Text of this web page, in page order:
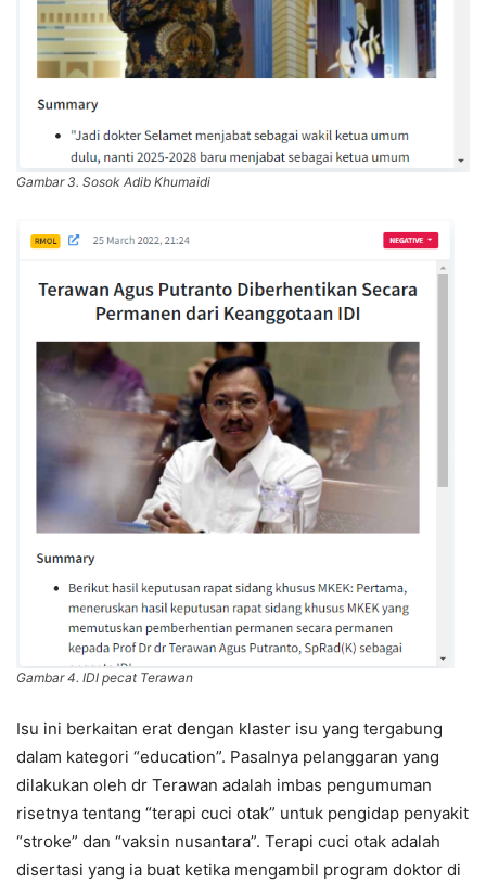
Gambar 3. Sosok Adib Khumaidi
Gambar 4. IDI pecat Terawan
Isu ini berkaitan erat dengan klaster isu yang tergabung
dalam kategori “education”. Pasalnya pelanggaran yang
dilakukan oleh dr Terawan adalah imbas pengumuman
risetnya tentang “terapi cuci otak” untuk pengidap penyakit
“stroke” dan “vaksin nusantara”. Terapi cuci otak adalah
disertasi yang ia buat ketika mengambil program doktor di